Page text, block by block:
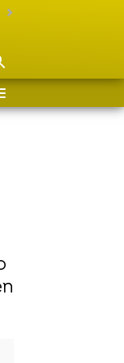
Las chicas Gilmore